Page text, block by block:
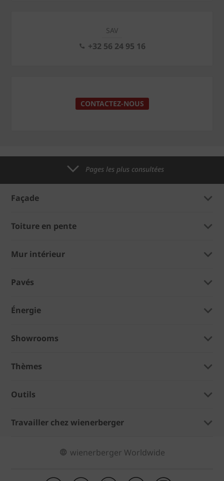
SAV
+32 56 24 95 16
CONTACTEZ-NOUS
Pages les plus consultées
Façade
Toiture en pente
Mur intérieur
Pavés
Énergie
Showrooms
Thèmes
Outils
Travailler chez wienerberger
wienerberger Worldwide